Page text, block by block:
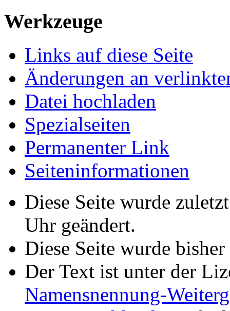
Werkzeuge
Links auf diese Seite
Änderungen an
Datei hochladen
Spezialseiten
Permanenter Link
Seiteninformationen
Diese Seite wurde
Uhr geändert.
Diese Seite wurde
Der Text ist unter der
Namensnennung-